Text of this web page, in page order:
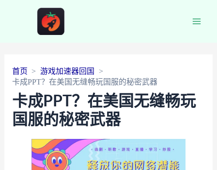
首页
游戏加速器回国
卡成PPT？在美国无缝畅玩国服的秘密武器
卡成PPT？在美国无缝畅玩
国服的秘密武器